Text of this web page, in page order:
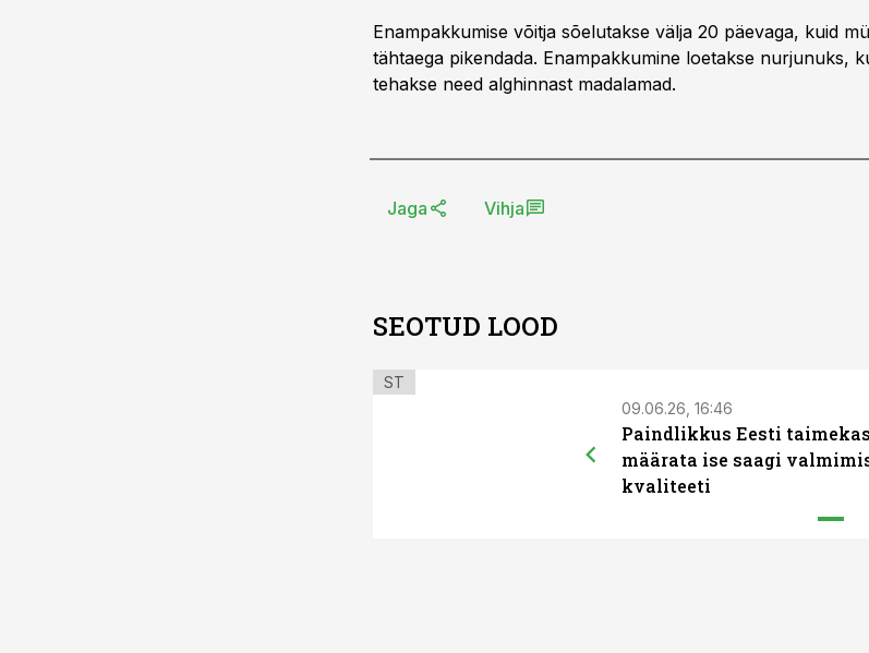
Enampakkumise võitja sõelutakse välja 20 päevaga, kuid
tähtaega pikendada. Enampakkumine loetakse nurjunuks,
tehakse need alghinnast madalamad.
Jaga Vihja
SEOTUD LOOD
ST
09.06.26, 16:46
Paindlikkus Eesti
määrata ise saagi
kvaliteeti